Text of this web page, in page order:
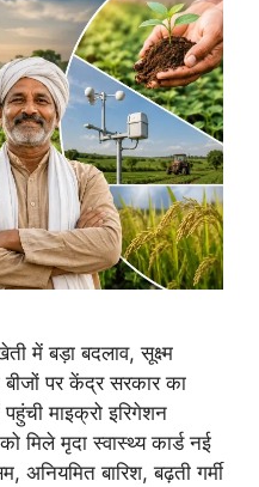
में बड़ा बदलाव, सूक्ष्म
पर केंद्र सरकार का
माइक्रो इरिगेशन
मृदा स्वास्थ्य कार्ड नई
बारिश, बढ़ती गर्मी